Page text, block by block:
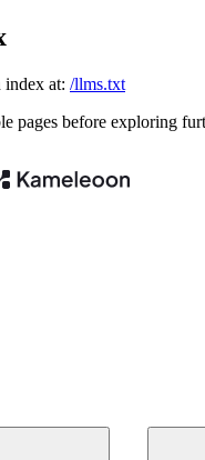
index at: /llms.txt
pages before exploring